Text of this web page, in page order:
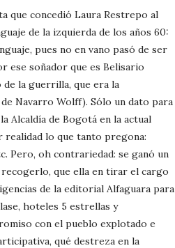
que concedió Laura Restrepo al
de la izquierda de los años 60:
pues no en vano pasó de ser
ese soñador que es Belisario
de la guerrilla, que era la
Navarro Wolff). Sólo un dato para
Alcaldía de Bogotá en la actual
realidad lo que tanto pregona:
Pero, oh contrariedad: se ganó un
que ella en tirar el cargo
de la editorial Alfaguara para
hoteles 5 estrellas y
con el pueblo explotado e
qué destreza en la